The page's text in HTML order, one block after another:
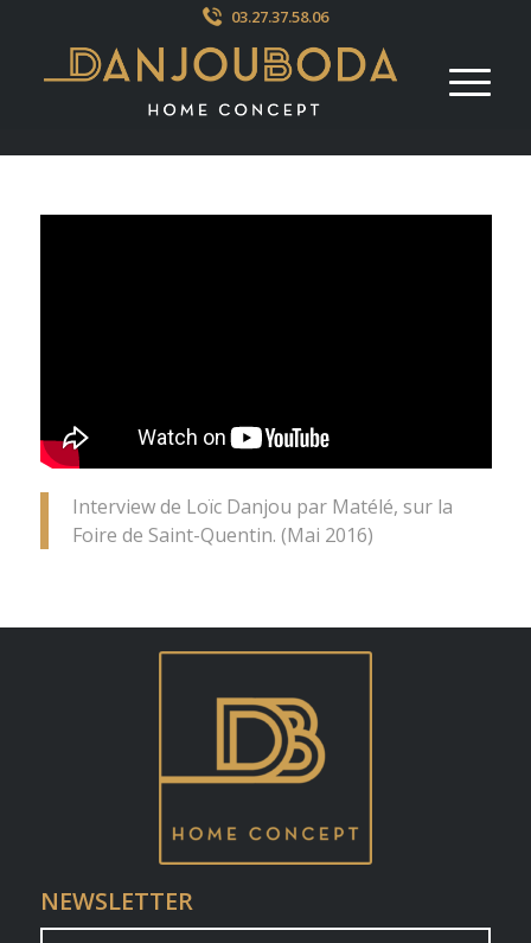
03.27.37.58.06
Interview de Loïc Danjou par Matélé, sur la
Foire de Saint-Quentin. (Mai 2016)
NEWSLETTER